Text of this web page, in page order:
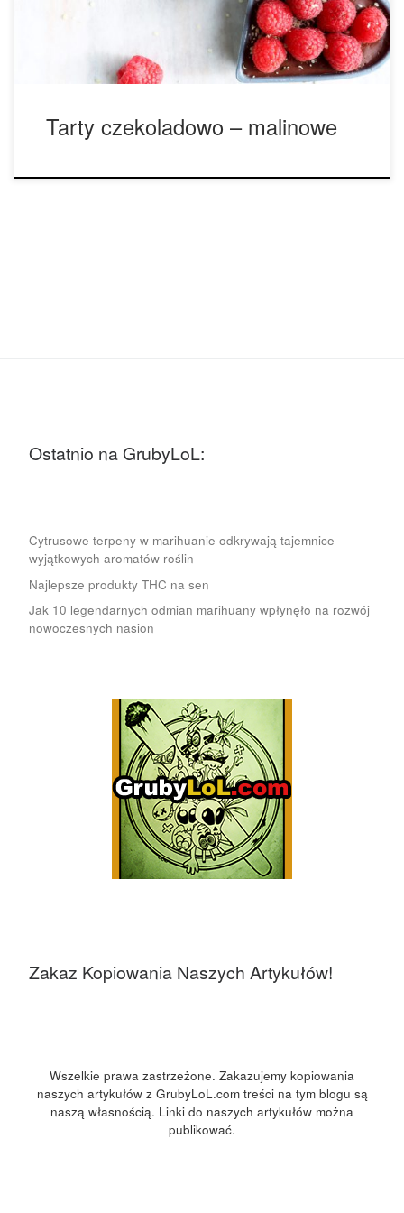
Tarty czekoladowo – malinowe
Ostatnio na GrubyLoL:
Cytrusowe terpeny w marihuanie odkrywają tajemnice
wyjątkowych aromatów roślin
Najlepsze produkty THC na sen
Jak 10 legendarnych odmian marihuany wpłynęło na rozwój
nowoczesnych nasion
Zakaz Kopiowania Naszych Artykułów!
Wszelkie prawa zastrzeżone. Zakazujemy kopiowania
naszych artykułów z GrubyLoL.com treści na tym blogu są
naszą własnością. Linki do naszych artykułów można
publikować.